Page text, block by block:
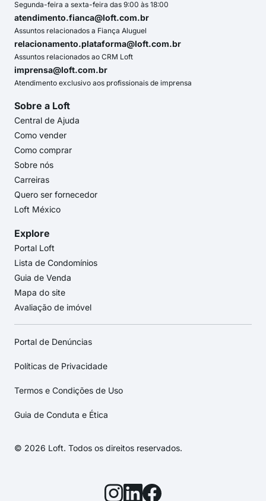
Segunda-feira a sexta-feira das 9:00 às 18:00
atendimento.fianca@loft.com.br
Assuntos relacionados a Fiança Aluguel
relacionamento.plataforma@loft.com.br
Assuntos relacionados ao CRM Loft
imprensa@loft.com.br
Atendimento exclusivo aos profissionais de imprensa
Sobre a Loft
Central de Ajuda
Como vender
Como comprar
Sobre nós
Carreiras
Quero ser fornecedor
Loft México
Explore
Portal Loft
Lista de Condomínios
Guia de Venda
Mapa do site
Avaliação de imóvel
Portal de Denúncias
Políticas de Privacidade
Termos e Condições de Uso
Guia de Conduta e Ética
© 2026 Loft. Todos os direitos reservados.